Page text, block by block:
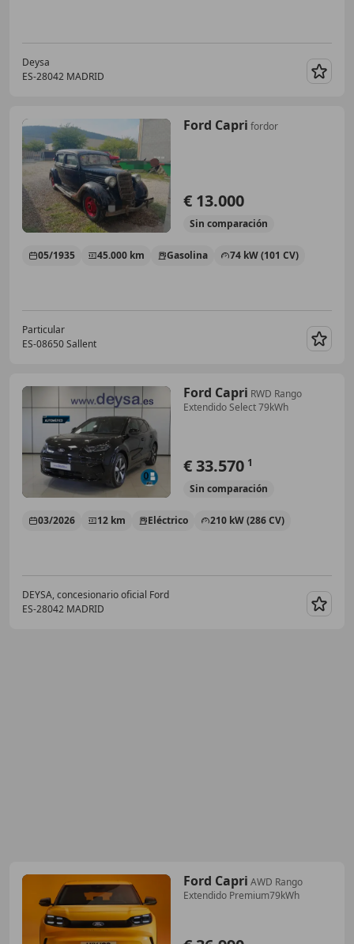
Deysa
ES-28042 MADRID
Ford Capri fordor
€ 13.000
Sin comparación
05/1935 45.000 km Gasolina 74 kW (101 CV)
Particular
ES-08650 Sallent
Ford Capri RWD Rango
Extendido Select 79kWh
€ 33.570 1
Sin comparación
03/2026 12 km Eléctrico 210 kW (286 CV)
DEYSA, concesionario oficial Ford
ES-28042 MADRID
Ford Capri AWD Rango
Extendido Premium79kWh